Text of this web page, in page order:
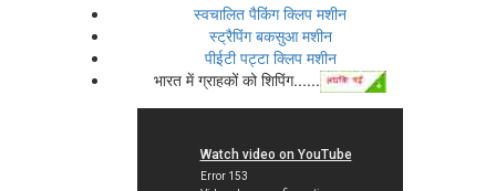
स्वचालित पैकिंग क्लिप मशीन
स्ट्रैपिंग बकसुआ मशीन
पीईटी पट्टा क्लिप मशीन
भारत में ग्राहकों को शिपिंग......